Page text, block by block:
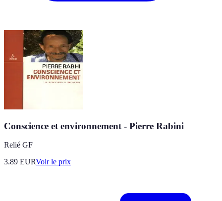
Conscience et environnement - Pierre Rabini
Relié GF
3.89 EURVoir le prix